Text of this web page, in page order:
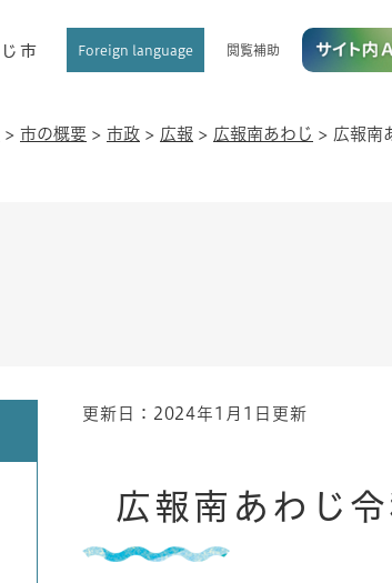
Foreign language 閲覧補助
> 市の概要 > 市政 > 広報 > 広報南あわじ > 広報南
本
更新日：2024年1月1日更新
広報南あわじ